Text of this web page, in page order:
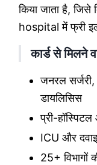
किया जाता है,
hospital में फ्री
कार्ड से मिलने
जनरल
डायलिसिस
प्री-
ICU और
25+ विभागों